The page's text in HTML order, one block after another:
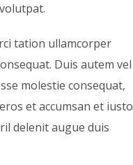
tation ullamcorper
Duis autem vel
molestie consequat,
et accumsan et iusto
delenit augue duis